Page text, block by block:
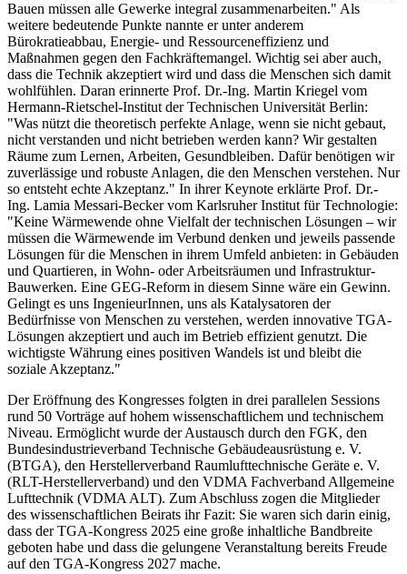
Bauen müssen alle Gewerke integral zusammenarbeiten." Als
weitere bedeutende Punkte nannte er unter anderem
Bürokratieabbau, Energie- und Ressourceneffizienz und
Maßnahmen gegen den Fachkräftemangel. Wichtig sei aber auch,
dass die Technik akzeptiert wird und dass die Menschen sich damit
wohlfühlen. Daran erinnerte Prof. Dr.-Ing. Martin Kriegel vom
Hermann-Rietschel-Institut der Technischen Universität Berlin:
"Was nützt die theoretisch perfekte Anlage, wenn sie nicht gebaut,
nicht verstanden und nicht betrieben werden kann? Wir gestalten
Räume zum Lernen, Arbeiten, Gesundbleiben. Dafür benötigen wir
zuverlässige und robuste Anlagen, die den Menschen verstehen. Nur
so entsteht echte Akzeptanz." In ihrer Keynote erklärte Prof. Dr.-
Ing. Lamia Messari-Becker vom Karlsruher Institut für Technologie:
"Keine Wärmewende ohne Vielfalt der technischen Lösungen – wir
müssen die Wärmewende im Verbund denken und jeweils passende
Lösungen für die Menschen in ihrem Umfeld anbieten: in Gebäuden
und Quartieren, in Wohn- oder Arbeitsräumen und Infrastruktur-
Bauwerken. Eine GEG-Reform in diesem Sinne wäre ein Gewinn.
Gelingt es uns IngenieurInnen, uns als Katalysatoren der
Bedürfnisse von Menschen zu verstehen, werden innovative TGA-
Lösungen akzeptiert und auch im Betrieb effizient genutzt. Die
wichtigste Währung eines positiven Wandels ist und bleibt die
soziale Akzeptanz."
Der Eröffnung des Kongresses folgten in drei parallelen Sessions
rund 50 Vorträge auf hohem wissenschaftlichem und technischem
Niveau. Ermöglicht wurde der Austausch durch den FGK, den
Bundesindustrieverband Technische Gebäudeausrüstung e. V.
(BTGA), den Herstellerverband Raumlufttechnische Geräte e. V.
(RLT-Herstellerverband) und den VDMA Fachverband Allgemeine
Lufttechnik (VDMA ALT). Zum Abschluss zogen die Mitglieder
des wissenschaftlichen Beirats ihr Fazit: Sie waren sich darin einig,
dass der TGA-Kongress 2025 eine große inhaltliche Bandbreite
geboten habe und dass die gelungene Veranstaltung bereits Freude
auf den TGA-Kongress 2027 mache.